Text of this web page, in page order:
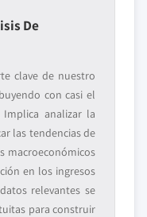
De
clave de nuestro
con casi el
analizar la
las tendencias de
macroeconómicos
en los ingresos
relevantes se
para construir